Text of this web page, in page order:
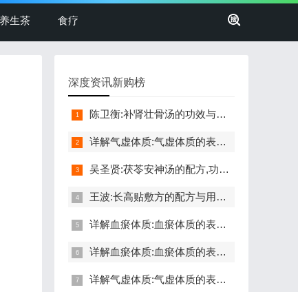
养生茶 食疗
深度资讯新购榜
陈卫衡:补肾壮骨汤的功效与作用,配方与禁忌,髋关节损伤,腿脚不便
详解气虚体质:气虚体质的表现症状,自测题,怎么调理,食疗药膳
吴圣贤:茯苓安神汤的配方,功效与作用,怎么做,不适合的人,失眠
王波:长高贴敷方的配方与用法,功效与禁忌,长高,命门穴,生长激素
详解血瘀体质:血瘀体质的表现症状,自测题,怎么调理,食疗药膳
详解血瘀体质:血瘀体质的表现症状,自测题,怎么调理,食疗药膳
详解气虚体质:气虚体质的表现症状,自测题,怎么调理,食疗药膳